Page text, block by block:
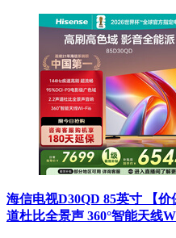
海信电视D30QD 85英寸 【价
道杜比全景声 360°智能天线